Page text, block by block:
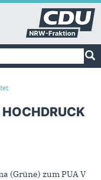
(Grüne) zum PUA V